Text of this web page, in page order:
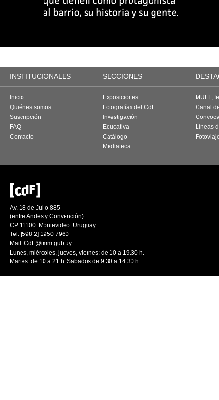
INSTITUCIONALES SECCIONES
Inicio
Quiénes somos
Suscripción
FAQ
Contacto
Exposiciones
Fotografías del CdF
Investigación
Educativa
Catálogo
Mediateca
MUFF,
Canal
Líneas
Av. 18 de Julio 885
(entre Andes y Convención)
CP 11100. Montevideo. Uruguay
Tel: [598 2] 1950 7960
Mail: CdF@imm.gub.uy
Lunes, miércoles, jueves, viernes: de 10 a 19.30 h.
Martes: de 10 a 21 h. Sábados de 9.30 a 14.30 h.